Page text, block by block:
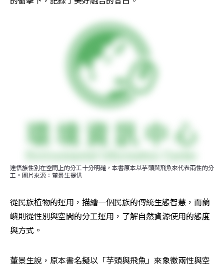
達悟族性別在空間上的分工十分明確，本書原本以芋頭與飛魚來代表兩性的分
工。圖片來源：董景生提供
從民族植物的運用，描繪一個民族的傳統生態智慧，而蘭
嶼則從性別與空間的分工運用，了解自然資源使用的態度
與方式。
董景生說，原本書名擬以「芋頭與飛魚」來象徵兩性與空